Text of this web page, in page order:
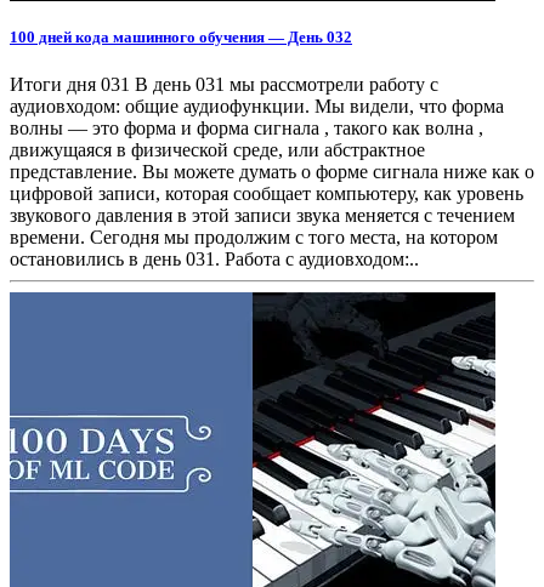
100 дней кода машинного обучения — День 032
Итоги дня 031 В день 031 мы рассмотрели работу с
аудиовходом: общие аудиофункции. Мы видели, что форма
волны — это форма и форма сигнала , такого как волна ,
движущаяся в физической среде, или абстрактное
представление. Вы можете думать о форме сигнала ниже как о
цифровой записи, которая сообщает компьютеру, как уровень
звукового давления в этой записи звука меняется с течением
времени. Сегодня мы продолжим с того места, на котором
остановились в день 031. Работа с аудиовходом:..